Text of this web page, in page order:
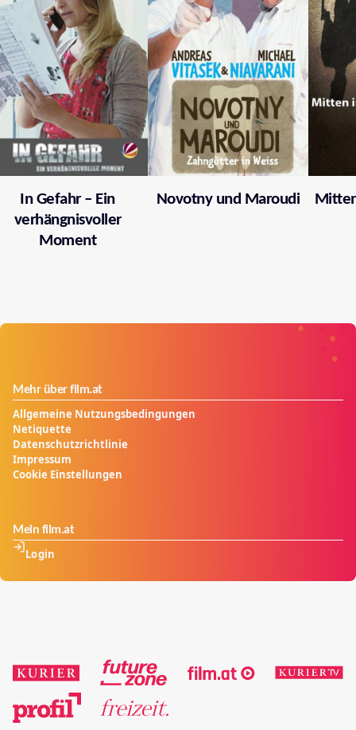
In Gefahr – Ein
verhängnisvoller
Moment
Novotny und Maroudi
Mehr über film.at
Allgemeine Nutzungsbedingungen
Netiquette
Datenschutzrichtlinie
Impressum
Cookie Einstellungen
Mein film.at
Login